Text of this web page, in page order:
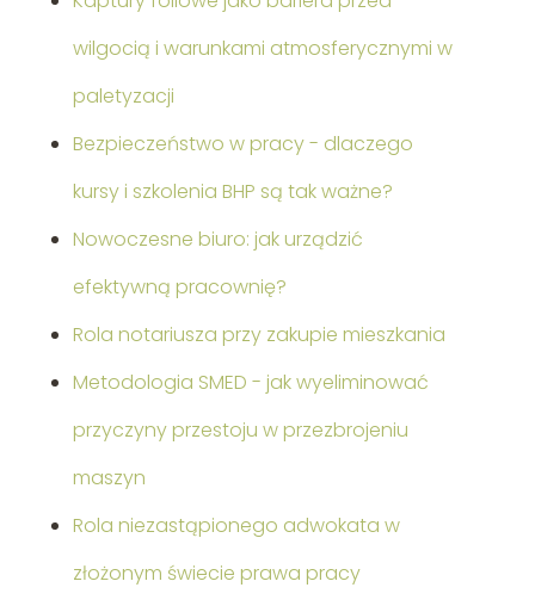
wilgocią i warunkami atmosferycznymi w
paletyzacji
Bezpieczeństwo w pracy - dlaczego
kursy i szkolenia BHP są tak ważne?
Nowoczesne biuro: jak urządzić
efektywną pracownię?
Rola notariusza przy zakupie mieszkania
Metodologia SMED - jak wyeliminować
przyczyny przestoju w przezbrojeniu
maszyn
Rola niezastąpionego adwokata w
złożonym świecie prawa pracy